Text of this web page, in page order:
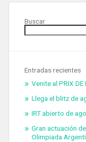
Buscar
Entradas recientes
Venite al PRIX DE
Llega el blitz de
IRT abierto de
Gran actuación
Olimpiada